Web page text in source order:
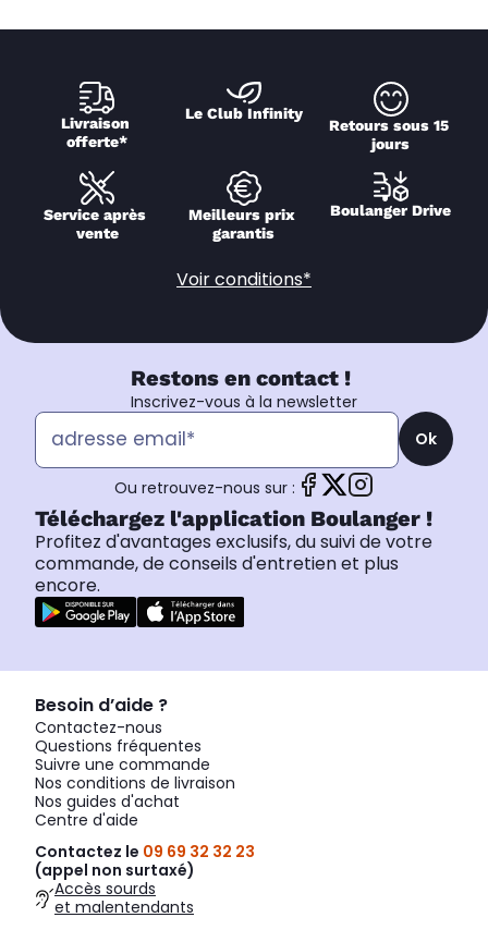
Livraison
offerte*
Le Club Infinity
Retours sous 15
jours
Service après
vente
Meilleurs prix
garantis
Boulanger Drive
Voir conditions*
Restons en contact !
Inscrivez-vous à la newsletter
Ok
Ou retrouvez-nous sur :
Téléchargez l'application Boulanger !
Profitez d'avantages exclusifs, du suivi de votre
commande, de conseils d'entretien et plus
encore.
Besoin d’aide ?
Contactez-nous
Questions fréquentes
Suivre une commande
Nos conditions de livraison
Nos guides d'achat
Centre d'aide
Contactez le 09 69 32 32 23
(appel non surtaxé)
Accès sourds
et malentendants